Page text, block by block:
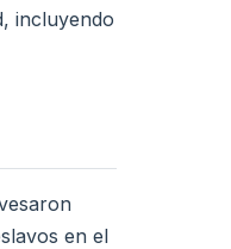
incluyendo
en el